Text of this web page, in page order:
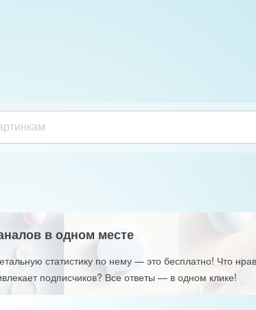
в одном месте
статистику по нему — это бесплатно! Что
подписчиков? Все ответы — в одном клике!